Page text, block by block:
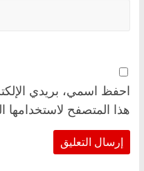
احفظ اسمي، بريدي
هذا المتصفح لاستخدامها